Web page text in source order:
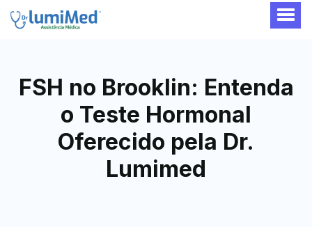
FSH no Brooklin: Entenda
o Teste Hormonal
Oferecido pela Dr.
Lumimed